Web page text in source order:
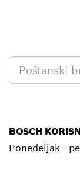
BOSCH
Ponedeljak -